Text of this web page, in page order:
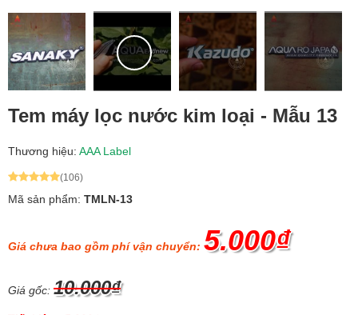
Tem máy lọc nước kim loại - Mẫu 13
Thương hiệu: AAA Label
(106)
Mã sản phẩm: TMLN-13
Giá chưa bao gồm phí vận chuyển: 5.000₫
Giá gốc: 10.000₫